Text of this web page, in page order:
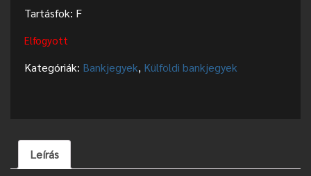
Tartásfok: F
Elfogyott
Kategóriák: Bankjegyek, Külföldi bankjegyek
Leírás